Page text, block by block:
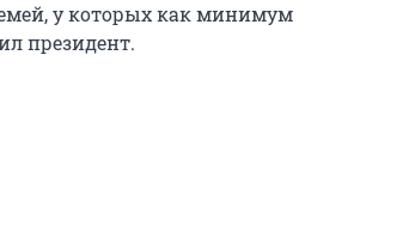
у которых как минимум
президент.